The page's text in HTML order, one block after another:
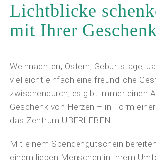
Lichtblicke
mit Ihrer
Weihnachten, Ostern, Geburtstage,
vielleicht einfach eine freundliche
zwischendurch, es gibt immer einen
Geschenk von Herzen – in Form
das Zentrum ÜBERLEBEN.
Mit einem Spendengutschein
einem lieben Menschen in Ihrem